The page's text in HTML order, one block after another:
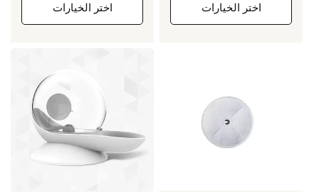
اختر الخيارات اختر الخيارات